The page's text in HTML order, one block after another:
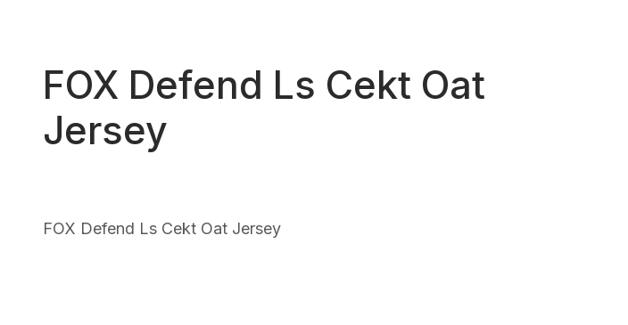
FOX Defend Ls Cekt Oat
Jersey
FOX Defend Ls Cekt Oat Jersey